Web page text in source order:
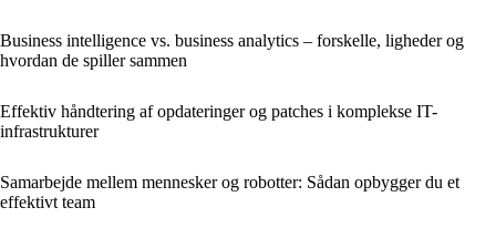
Business intelligence vs. business analytics – forskelle, ligheder og
hvordan de spiller sammen
Effektiv håndtering af opdateringer og patches i komplekse IT-
infrastrukturer
Samarbejde mellem mennesker og robotter: Sådan opbygger du et
effektivt team